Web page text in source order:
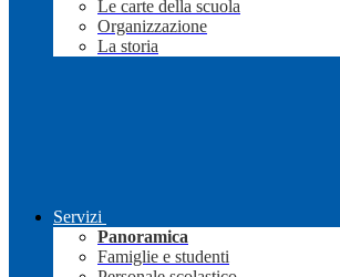
Le carte della scuola
Organizzazione
La storia
Servizi
Panoramica
Famiglie e studenti